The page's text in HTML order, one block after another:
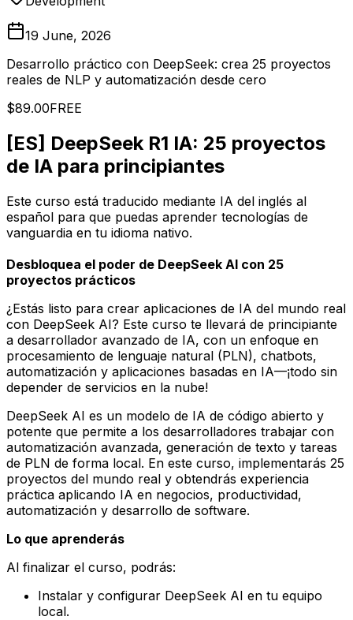
19 June, 2026
Desarrollo práctico con DeepSeek: crea 25 proyectos
reales de NLP y automatización desde cero
$89.00FREE
[ES] DeepSeek R1 IA: 25 proyectos
de IA para principiantes
Este curso está traducido mediante IA del inglés al
español para que puedas aprender tecnologías de
vanguardia en tu idioma nativo.
Desbloquea el poder de DeepSeek AI con 25
proyectos prácticos
¿Estás listo para crear aplicaciones de IA del mundo real
con DeepSeek AI? Este curso te llevará de principiante
a desarrollador avanzado de IA, con un enfoque en
procesamiento de lenguaje natural (PLN), chatbots,
automatización y aplicaciones basadas en IA—¡todo sin
depender de servicios en la nube!
DeepSeek AI es un modelo de IA de código abierto y
potente que permite a los desarrolladores trabajar con
automatización avanzada, generación de texto y tareas
de PLN de forma local. En este curso, implementarás 25
proyectos del mundo real y obtendrás experiencia
práctica aplicando IA en negocios, productividad,
automatización y desarrollo de software.
Lo que aprenderás
Al finalizar el curso, podrás:
Instalar y configurar DeepSeek AI en tu equipo
local.